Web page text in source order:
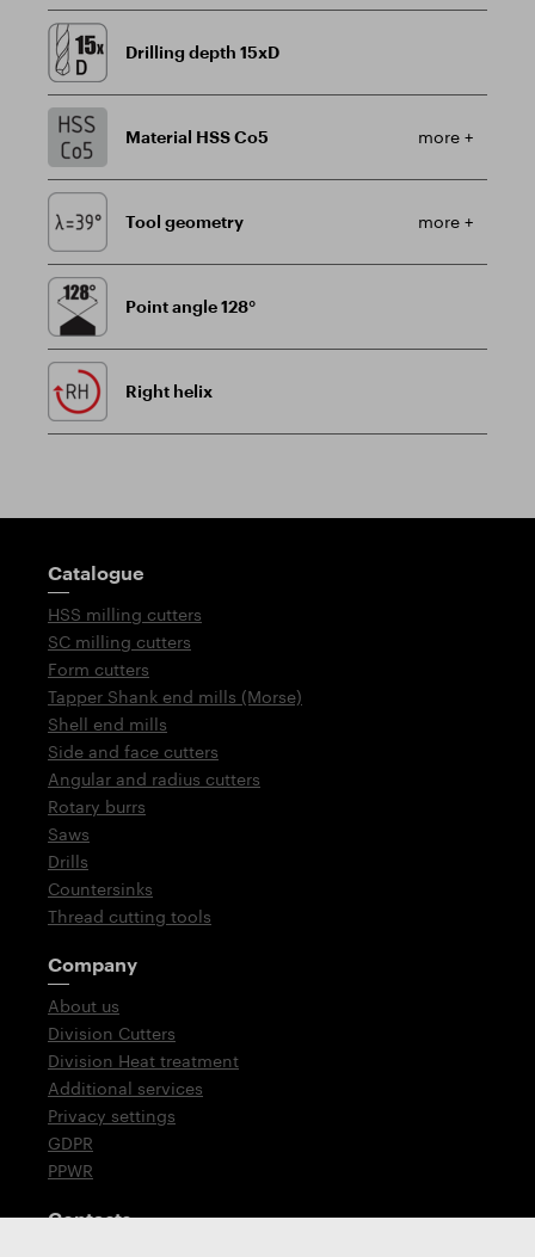
Drilling depth 15xD
Material HSS Co5 more +
Tool geometry more +
Point angle 128°
Right helix
Guidepost
Catalogue
HSS milling cutters
SC milling cutters
Form cutters
Tapper Shank end mills (Morse)
Shell end mills
Side and face cutters
Angular and radius cutters
Rotary burrs
Saws
Drills
Countersinks
Thread cutting tools
Company
About us
Division Cutters
Division Heat treatment
Additional services
Privacy settings
GDPR
PPWR
Contacts